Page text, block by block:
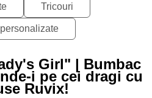
Tricouri
Girl" | Bumbac
i pe cei dragi cu
Ruvix!